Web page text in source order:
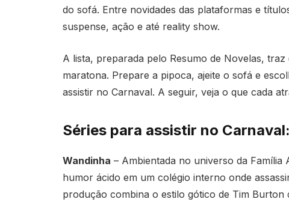
do sofá. Entre novidades das plataformas e
suspense, ação e até reality show.
A lista, preparada pelo Resumo de Novelas,
maratona. Prepare a pipoca, ajeite o sofá e
assistir no Carnaval. A seguir, veja o que cada
Séries para assistir no
Wandinha – Ambientada no universo da Família
humor ácido em um colégio interno onde
produção combina o estilo gótico de Tim Burton